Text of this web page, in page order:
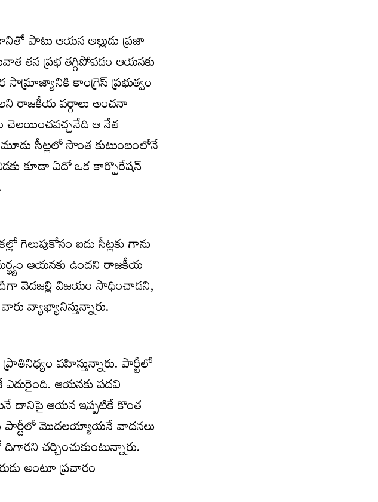
పాటు ఆయన అల్లుడు ప్రజా
తన ప్రభ తగ్గిపోవడం ఆయనకు
కాంగ్రెస్ ప్రభుత్వం
రాజకీయ వర్గాలు అంచనా
చెలయించవచ్చనేది ఆ నేత
సీట్లలో సొంత కుటుంబంలోనే
కూడా ఏదో ఒక కార్పొరేషన్‌
గెలుపుకోసం ఐదు సీట్లకు గాను
ఆయనకు ఉందని రాజకీయ
వెదజల్లి విజయం సాధించాడని,
వ్యాఖ్యానిస్తున్నారు.
వహిస్తున్నారు. పార్టీలో
ఆయనకు పదవి
దానిపై ఆయన ఇప్పటికే కొంత
పార్టీలో మొదలయ్యాయనే వాదనలు
చర్చించుకుంటున్నారు.
అంటూ ప్రచారం